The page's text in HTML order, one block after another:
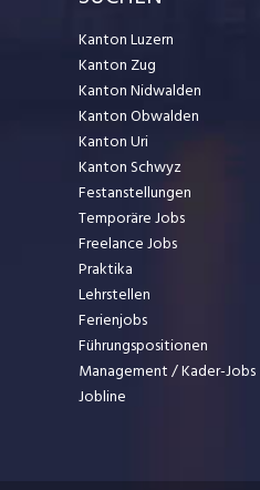
Kanton Luzern
Kanton Zug
Kanton Nidwalden
Kanton Obwalden
Kanton Uri
Kanton Schwyz
Festanstellungen
Temporäre Jobs
Freelance Jobs
Praktika
Lehrstellen
Ferienjobs
Führungspositionen
Management / Kader-Jobs
Jobline